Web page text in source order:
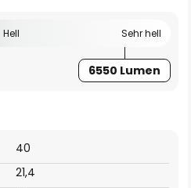
Hell Sehr hell
6550 Lumen
21,4
40